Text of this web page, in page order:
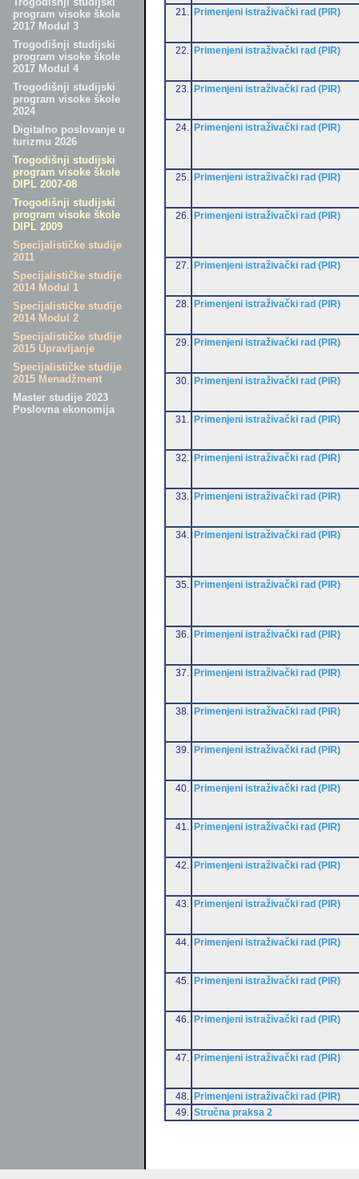
program visoke škole
2017 Modul 3
Trogodišnji studijski
program visoke škole
2017 Modul 4
Trogodišnji studijski
program visoke škole
2024
Digitalno poslovanje u
turizmu 2026
Trogodišnji studijski
program visoke škole
DIPL 2007-08
Trogodišnji studijski
program visoke škole
DIPL 2009
Specijalističke studije
2011
Specijalističke studije
2014 Modul 1
Specijalističke studije
2014 Modul 2
Specijalističke studije
2015 Upravljanje
Specijalističke studije
2015 Menadžment
Master studije 2023
Poslovna ekonomija
21. Primenjeni istraživački rad (PIR)
22. Primenjeni istraživački rad (PIR)
23. Primenjeni istraživački rad (PIR)
24. Primenjeni istraživački rad (PIR)
25. Primenjeni istraživački rad (PIR)
26. Primenjeni istraživački rad (PIR)
27. Primenjeni istraživački rad (PIR)
28. Primenjeni istraživački rad (PIR)
29. Primenjeni istraživački rad (PIR)
30. Primenjeni istraživački rad (PIR)
31. Primenjeni istraživački rad (PIR)
32. Primenjeni istraživački rad (PIR)
33. Primenjeni istraživački rad (PIR)
34. Primenjeni istraživački rad (PIR)
35. Primenjeni istraživački rad (PIR)
36. Primenjeni istraživački rad (PIR)
37. Primenjeni istraživački rad (PIR)
38. Primenjeni istraživački rad (PIR)
39. Primenjeni istraživački rad (PIR)
40. Primenjeni istraživački rad (PIR)
41. Primenjeni istraživački rad (PIR)
42. Primenjeni istraživački rad (PIR)
43. Primenjeni istraživački rad (PIR)
44. Primenjeni istraživački rad (PIR)
45. Primenjeni istraživački rad (PIR)
46. Primenjeni istraživački rad (PIR)
47. Primenjeni istraživački rad (PIR)
48.
Primenjeni istraživački rad (PIR)
49.
Stručna praksa 2